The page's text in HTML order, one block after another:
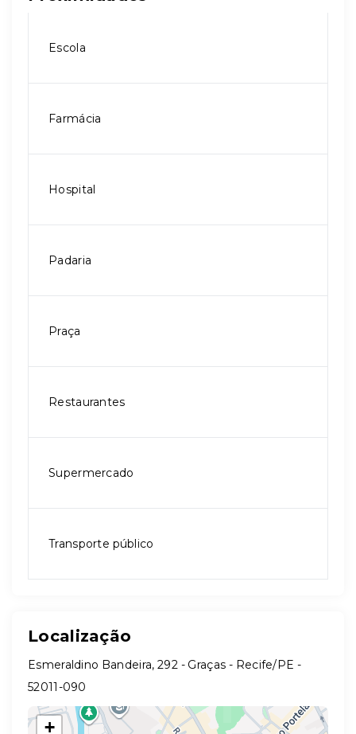
Escola
Farmácia
Hospital
Padaria
Praça
Restaurantes
Supermercado
Transporte público
Localização
Esmeraldino Bandeira, 292 - Graças - Recife/PE -
52011-090
+